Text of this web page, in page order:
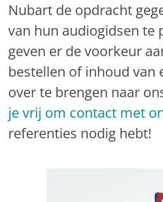
Nubart de opdracht
van hun audiogidsen te
geven er de voorkeur
bestellen of inhoud van
over te brengen naar
je vrij om contact met
referenties nodig hebt!